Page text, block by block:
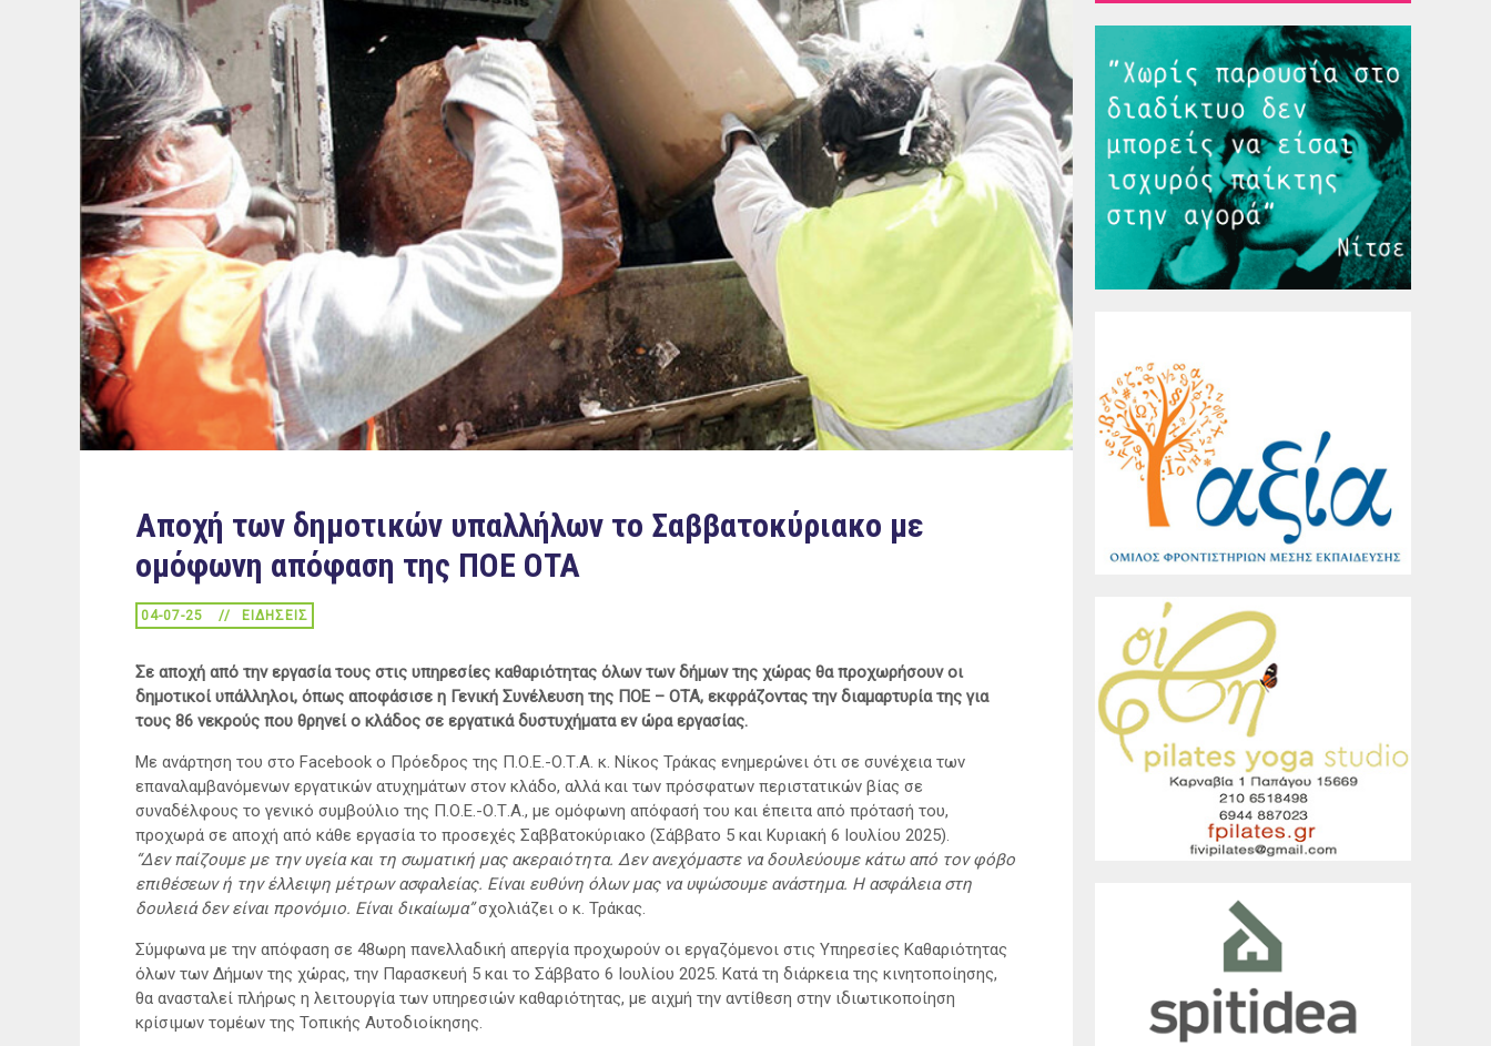
Αποχή των δημοτικών υπαλλήλων το Σαββατοκύριακο με
ομόφωνη απόφαση της ΠΟΕ ΟΤΑ
04-07-25 ΕΙΔΉΣΕΙΣ
Σε αποχή από την εργασία τους στις υπηρεσίες καθαριότητας όλων των δήμων της χώρας θα προχωρήσουν οι
δημοτικοί υπάλληλοι, όπως αποφάσισε η Γενική Συνέλευση της ΠΟΕ – ΟΤΑ, εκφράζοντας την διαμαρτυρία της για
τους 86 νεκρούς που θρηνεί ο κλάδος σε εργατικά δυστυχήματα εν ώρα εργασίας.
Με ανάρτηση του στο Facebook o Πρόεδρος της Π.Ο.Ε.-Ο.Τ.Α. κ. Νίκος Τράκας ενημερώνει ότι σε συνέχεια των
επαναλαμβανόμενων εργατικών ατυχημάτων στον κλάδο, αλλά και των πρόσφατων περιστατικών βίας σε
συναδέλφους το γενικό συμβούλιο της Π.Ο.Ε.-Ο.Τ.Α., με ομόφωνη απόφασή του και έπειτα από πρότασή του,
προχωρά σε αποχή από κάθε εργασία το προσεχές Σαββατοκύριακο (Σάββατο 5 και Κυριακή 6 Ιουλίου 2025).
“Δεν παίζουμε με την υγεία και τη σωματική μας ακεραιότητα. Δεν ανεχόμαστε να δουλεύουμε κάτω από τον φόβο
επιθέσεων ή την έλλειψη μέτρων ασφαλείας. Είναι ευθύνη όλων μας να υψώσουμε ανάστημα. Η ασφάλεια στη
δουλειά δεν είναι προνόμιο. Είναι δικαίωμα”σχολιάζει ο κ. Τράκας.
Σύμφωνα με την απόφαση σε 48ωρη πανελλαδική απεργία προχωρούν οι εργαζόμενοι στις Υπηρεσίες Καθαριότητας
όλων των Δήμων της χώρας, την Παρασκευή 5 και το Σάββατο 6 Ιουλίου 2025. Κατά τη διάρκεια της κινητοποίησης,
θα ανασταλεί πλήρως η λειτουργία των υπηρεσιών καθαριότητας, με αιχμή την αντίθεση στην ιδιωτικοποίηση
κρίσιμων τομέων της Τοπικής Αυτοδιοίκησης.